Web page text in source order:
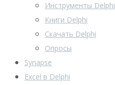
Инструменты Delphi
Книги Delphi
Скачать Delphi
Опросы
Synapse
Excel в Delphi